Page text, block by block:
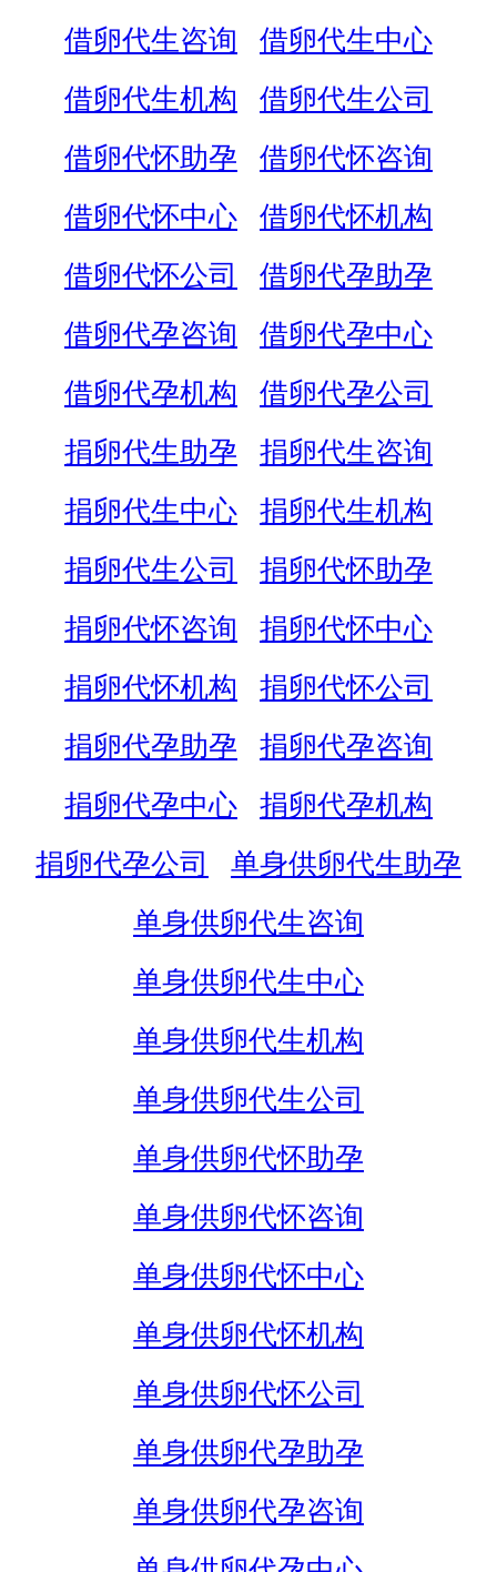
借卵代生咨询
借卵代生中心
借卵代生机构
借卵代生公司
借卵代怀助孕
借卵代怀咨询
借卵代怀中心
借卵代怀机构
借卵代怀公司
借卵代孕助孕
借卵代孕咨询
借卵代孕中心
借卵代孕机构
借卵代孕公司
捐卵代生助孕
捐卵代生咨询
捐卵代生中心
捐卵代生机构
捐卵代生公司
捐卵代怀助孕
捐卵代怀咨询
捐卵代怀中心
捐卵代怀机构
捐卵代怀公司
捐卵代孕助孕
捐卵代孕咨询
捐卵代孕中心
捐卵代孕机构
捐卵代孕公司
单身供卵代生助孕
单身供卵代生咨询
单身供卵代生中心
单身供卵代生机构
单身供卵代生公司
单身供卵代怀助孕
单身供卵代怀咨询
单身供卵代怀中心
单身供卵代怀机构
单身供卵代怀公司
单身供卵代孕助孕
单身供卵代孕咨询